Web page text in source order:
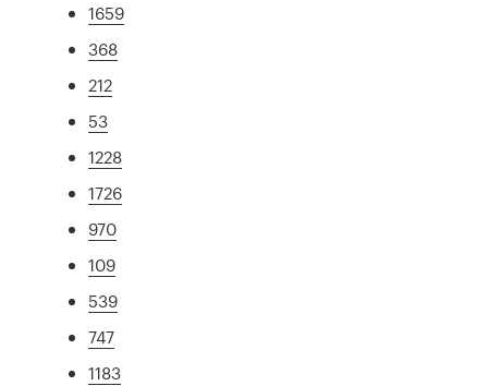
1659
368
212
53
1228
1726
970
109
539
747
1183